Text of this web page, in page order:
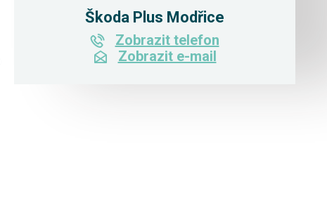
Škoda Plus Modřice
Zobrazit telefon
Zobrazit e-mail